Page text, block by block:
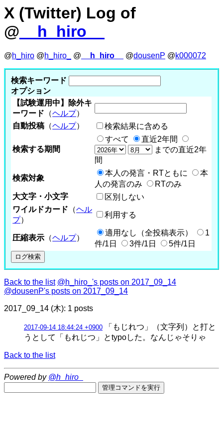
X (Twitter) Log of
@ __h_hiro__
@h_hiro @h_hiro_ @ __h_hiro__ @dousenP @k000072
検索キーワード
オプション
【試験運用中】除外キ
ーワード （ヘルプ）
自動投稿 （ヘルプ） 検索結果に含める
検索する期間
すべて
直近2年間
までの直近2年
間
検索対象
本人の発言・RTともに
本
人の発言のみ
RTのみ
大文字・小文字
区別しない
ワイルドカード （ヘル
プ）
利用する
圧縮表示 （ヘルプ）
適用なし（全投稿表示）
1
件/1日
3件/1日 5件/1日
Back to the list @h_hiro_'s posts on 2017_09_14
@dousenP's posts on 2017_09_14
2017_09_14 (木): 1 posts
2017-09-14 18:44:24 +0900 「もじれつ」（文字列）と打と
うとして「もれじつ」とtypoした。なんじゃそりゃ
Back to the list
Powered by @h_hiro_